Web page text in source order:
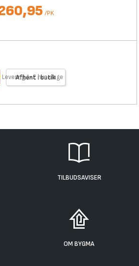
/PK
Afhent i butik
Levering 1-2 hverdage
TILBUDSAVISER
OM BYGMA